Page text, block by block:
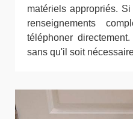
matériels appropriés.
renseignements
téléphoner
sans qu'il soit